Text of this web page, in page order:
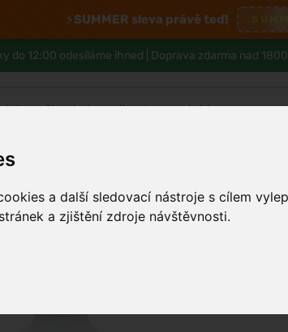
a další sledovací nástroje s cílem
a zjištění zdroje návštěvnosti.
⚡SUMMER sleva právě teď!
do 12:00 odesíláme ihned | Doprava zdarma nad
Tělo a hygiena Děti Muži